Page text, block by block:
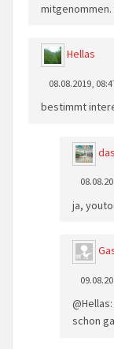
mitgenommen.
Hellas
08.08.2019,
bestimmt
ja,
schon